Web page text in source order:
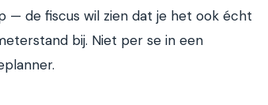
— de fiscus wil zien dat je het ook écht
bij. Niet per se in een